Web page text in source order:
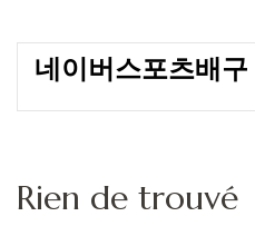
Rien de trouvé